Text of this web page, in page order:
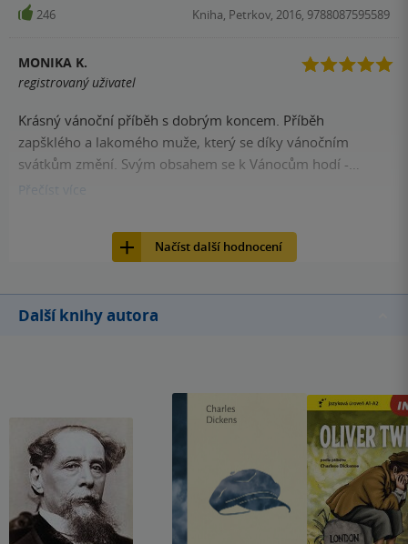
246 Kniha, Petrkov, 2016, 9788087595589
MONIKA K.
registrovaný uživatel
Krásný vánoční příběh s dobrým koncem. Příběh
zapšklého a lakomého muže, který se díky vánočním
svátkům změní. Svým obsahem se k Vánocům hodí -
příběh, který pohladí, ale nepřekvapí
Přečíst
Načíst další hodnocení
Další knihy autora